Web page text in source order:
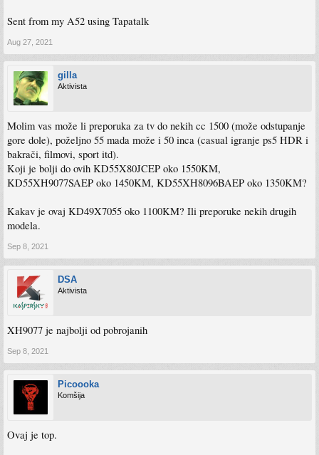
Sent from my A52 using Tapatalk
Aug 27, 2021
gilla
Aktivista
Molim vas može li preporuka za tv do nekih cc 1500 (može odstupanje
gore dole), poželjno 55 mada može i 50 inca (casual igranje ps5 HDR i
bakrači, filmovi, sport itd).
Koji je bolji do ovih KD55X80JCEP oko 1550KM,
KD55XH9077SAEP oko 1450KM, KD55XH8096BAEP oko 1350KM?
Kakav je ovaj KD49X7055 oko 1100KM? Ili preporuke nekih drugih
modela.
Sep 8, 2021
DSA
Aktivista
XH9077 je najbolji od pobrojanih
Sep 8, 2021
Picoooka
Komšija
Ovaj je top.